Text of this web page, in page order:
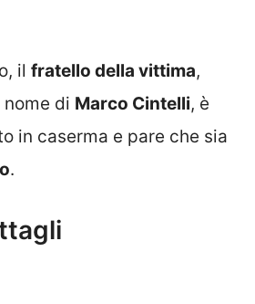
il fratello della vittima,
di Marco Cintelli, è
in caserma e pare che sia
.